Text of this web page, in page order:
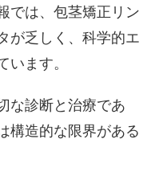
では、包茎矯正リン
が乏しく、科学的エ
います。
な診断と治療であ
構造的な限界がある